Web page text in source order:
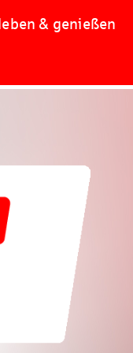
& genießen